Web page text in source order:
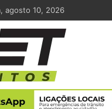
agosto 10, 2026
de Engenharia de